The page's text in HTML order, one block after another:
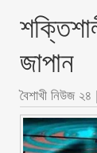
জাপান
বৈশাখী নিউজ ২৪ |